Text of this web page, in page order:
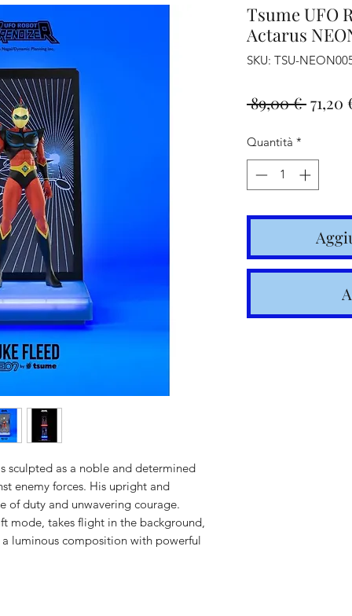
sculpted as a noble and determined
enemy forces. His upright and
of duty and unwavering courage.
mode, takes flight in the background,
luminous composition with powerful
Tsume UFO
Actarus
SKU: TSU-
89,00 € 71,20
Quantità *